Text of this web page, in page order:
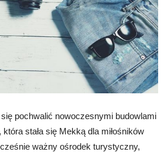
pochwalić nowoczesnymi budowlami
stała się Mekką dla miłośników
ważny ośrodek turystyczny,